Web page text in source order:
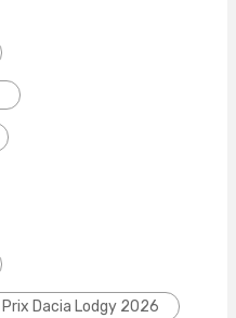
Prix Dacia Lodgy 2026